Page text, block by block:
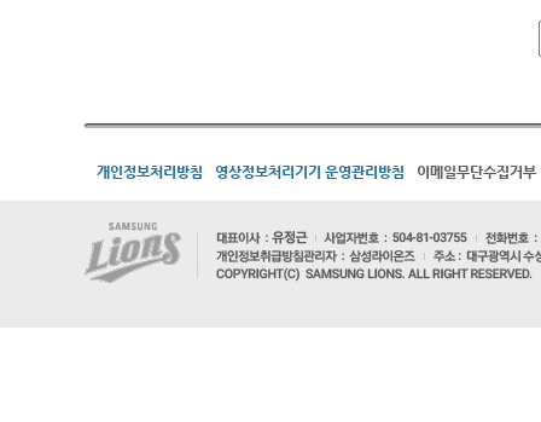
개인정보처리방침 영상정보처리기기 운영관리방침 이메일무단수집거부